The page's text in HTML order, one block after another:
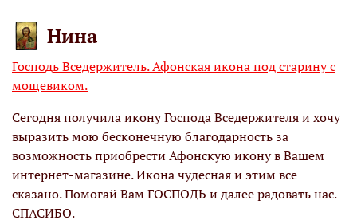
Нина
Господь Вседержитель. Афонская икона под старину с
мощевиком.
Сегодня получила икону Господа Вседержителя и хочу
выразить мою бесконечную благодарность за
возможность приобрести Афонскую икону в Вашем
интернет-магазине. Икона чудесная и этим все
сказано. Помогай Вам ГОСПОДЬ и далее радовать нас.
СПАСИБО.